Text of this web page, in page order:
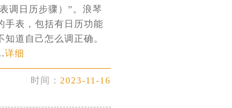
层2326室（需提前预约）
调日历步骤）”。浪琴
手表，包括有日历功能
道自己怎么调正确。
详细
时间： 2023-11-16